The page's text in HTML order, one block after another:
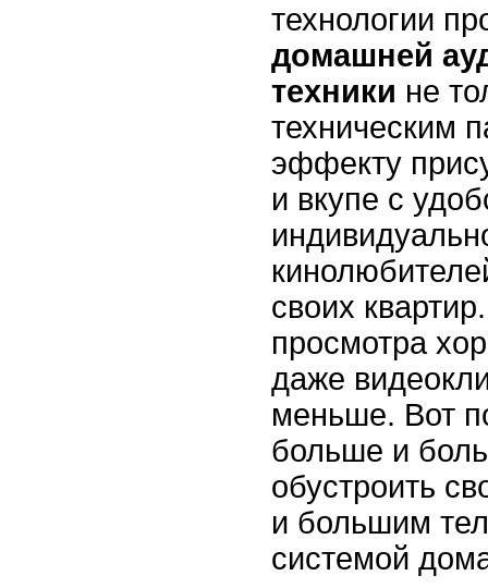
технологии
домашней
техники не
техническим
эффекту
и вкупе с
своих
просмотра
даже
меньше. Вот
больше и
обустроить
и большим
системой